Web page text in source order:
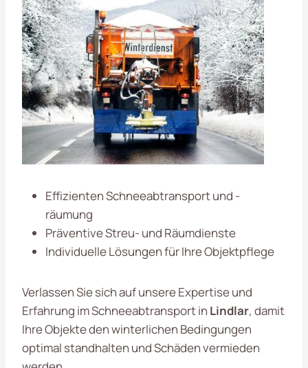
Effizienten Schneeabtransport und -
räumung
Präventive Streu- und Räumdienste
Individuelle Lösungen für Ihre Objektpflege
Verlassen Sie sich auf unsere Expertise und
Erfahrung im Schneeabtransport in Lindlar, damit
Ihre Objekte den winterlichen Bedingungen
optimal standhalten und Schäden vermieden